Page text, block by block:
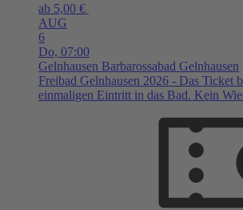
ab 5,00 €
AUG
6
Do, 07:00
Gelnhausen Barbarossabad Gelnhausen
Freibad Gelnhausen 2026 - Das Ticket
einmaligen Eintritt in das Bad. Kein